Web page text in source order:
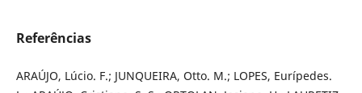
Referências
ARAÚJO, Lúcio. F.; JUNQUEIRA, Otto. M.; LOPES, Eurípedes.